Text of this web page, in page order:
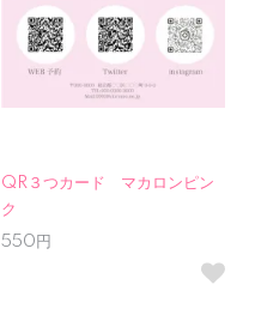
QR３つカード マカロンピン
ク
550円